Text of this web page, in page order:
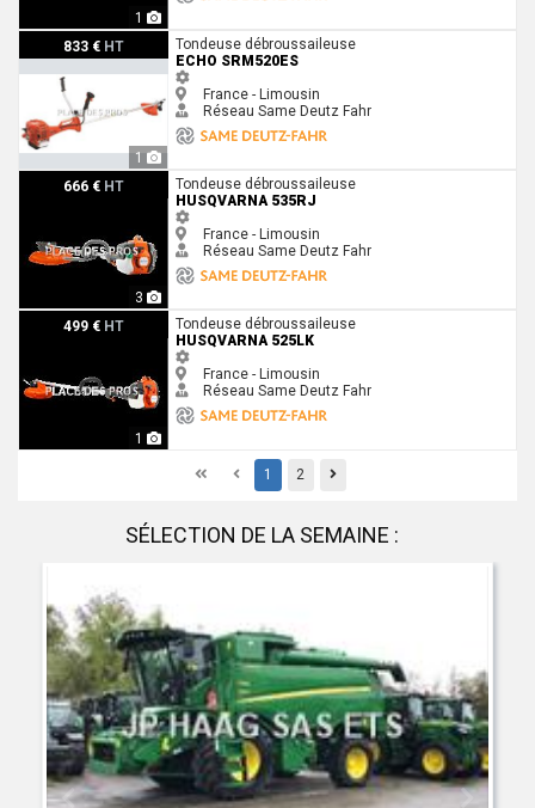
1
833 € HT
1
Echo SRM520ES
Tondeuse débroussaileuse
ECHO SRM520ES
France - Limousin
Réseau Same Deutz Fahr
666 € HT
3
Husqvarna 535RJ
Tondeuse débroussaileuse
HUSQVARNA 535RJ
France - Limousin
Réseau Same Deutz Fahr
499 € HT
1
Husqvarna 525LK
Tondeuse débroussaileuse
HUSQVARNA 525LK
France - Limousin
Réseau Same Deutz Fahr
FirstPrevious
1 2 Previous
SÉLECTION DE LA SEMAINE :